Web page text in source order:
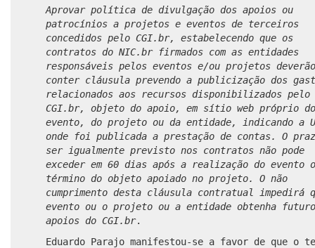
Aprovar política de divulgação dos apoios ou
patrocínios a projetos e eventos de terceiros
concedidos pelo CGI.br, estabelecendo que os
contratos do NIC.br firmados com as entidades
responsáveis pelos eventos e/ou projetos deverão
conter cláusula prevendo a publicização dos
relacionados aos recursos disponibilizados pelo
CGI.br, objeto do apoio, em sítio web próprio do
evento, do projeto ou da entidade, indicando a
onde foi publicada a prestação de contas. O
ser igualmente previsto nos contratos não pode
exceder em 60 dias após a realização do evento
término do objeto apoiado no projeto. O não
cumprimento desta cláusula contratual impedirá
evento ou o projeto ou a entidade obtenha
apoios do CGI.br.
Eduardo Parajo manifestou-se a favor de que o